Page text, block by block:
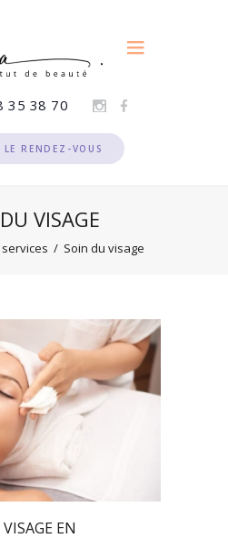
35 38 70
LE RENDEZ-VOUS
VISAGE
Soin du visage
EN